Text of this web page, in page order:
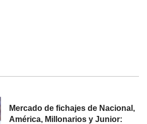
Mercado de fichajes de Nacional,
América, Millonarios y Junior: